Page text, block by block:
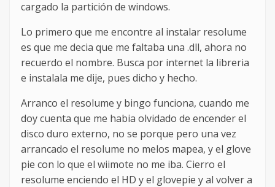
cargado la partición de windows.
Lo primero que me encontre al instalar resolume
es que me decia que me faltaba una .dll, ahora no
recuerdo el nombre. Busca por internet la libreria
e instalala me dije, pues dicho y hecho.
Arranco el resolume y bingo funciona, cuando me
doy cuenta que me habia olvidado de encender el
disco duro externo, no se porque pero una vez
arrancado el resolume no melos mapea, y el glove
pie con lo que el wiimote no me iba. Cierro el
resolume enciendo el HD y el glovepie y al volver a